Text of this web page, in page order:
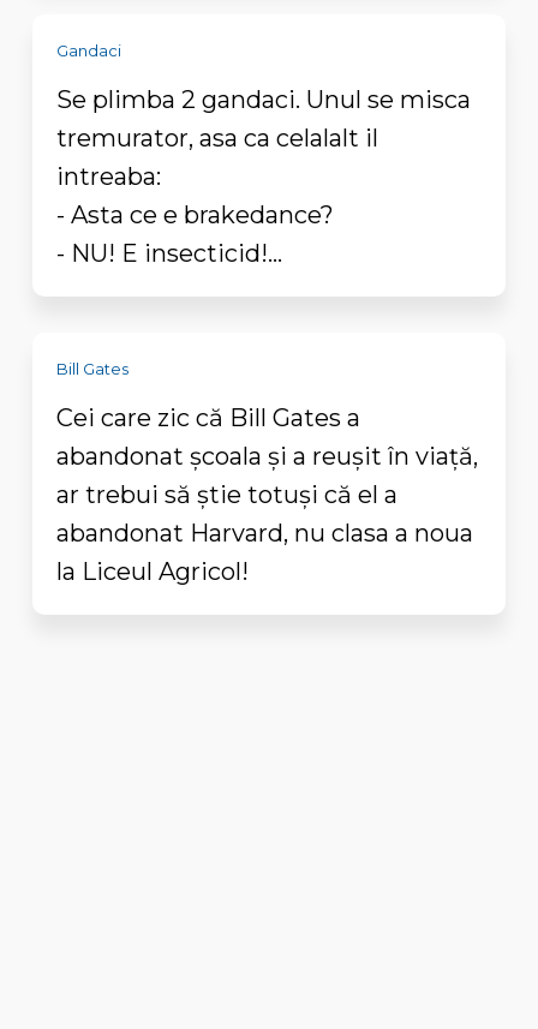
Gandaci
Se plimba 2 gandaci. Unul se misca
tremurator, asa ca celalalt il
intreaba:
- Asta ce e brakedance?
- NU! E insecticid!...
Bill Gates
Cei care zic că Bill Gates a
abandonat școala și a reușit în viață,
ar trebui să știe totuși că el a
abandonat Harvard, nu clasa a noua
la Liceul Agricol!